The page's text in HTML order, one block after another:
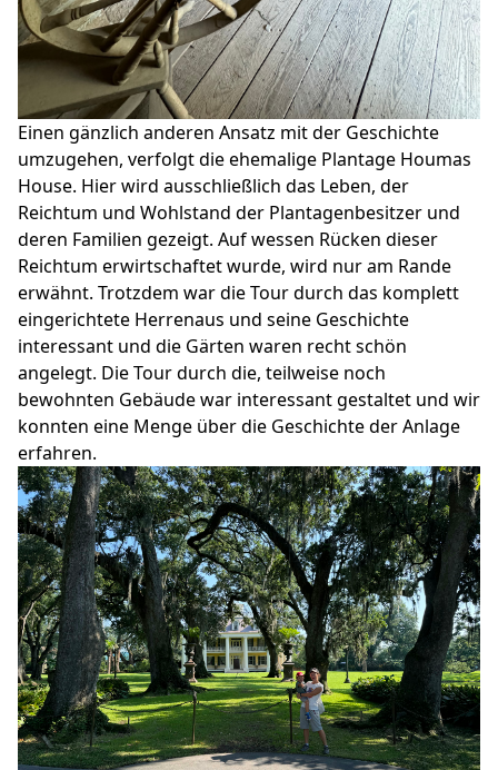
Einen gänzlich anderen Ansatz mit der Geschichte
umzugehen, verfolgt die ehemalige Plantage Houmas
House. Hier wird ausschließlich das Leben, der
Reichtum und Wohlstand der Plantagenbesitzer und
deren Familien gezeigt. Auf wessen Rücken dieser
Reichtum erwirtschaftet wurde, wird nur am Rande
erwähnt. Trotzdem war die Tour durch das komplett
eingerichtete Herrenaus und seine Geschichte
interessant und die Gärten waren recht schön
angelegt. Die Tour durch die, teilweise noch
bewohnten Gebäude war interessant gestaltet und wir
konnten eine Menge über die Geschichte der Anlage
erfahren.